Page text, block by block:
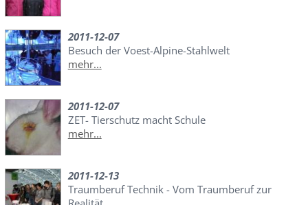
2011-12-07
Besuch der Voest-Alpine-Stahlwelt
mehr...
2011-12-07
ZET- Tierschutz macht Schule
mehr...
2011-12-13
Traumberuf Technik - Vom Traumberuf zur